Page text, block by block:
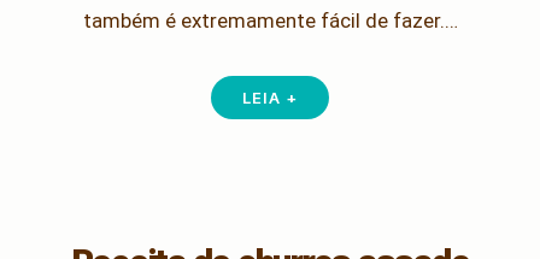
também é extremamente fácil de fazer.…
LEIA +